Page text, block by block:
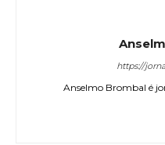
https://
Anselmo Brombal é